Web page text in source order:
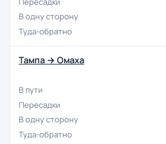
Тампа → Омаха